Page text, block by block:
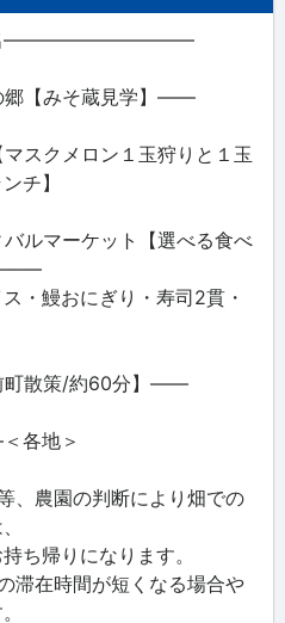
名――――――――――
【みそ蔵見学】――
スクメロン１玉狩りと１玉
チ】
ルマーケット【選べる食べ
―――
・鰻おにぎり・寿司2貫・
町散策/約60分】――
地＞
、農園の判断により畑での
ち帰りになります。
滞在時間が短くなる場合や